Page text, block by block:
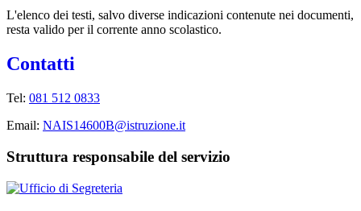
L'elenco dei testi, salvo diverse indicazioni contenute nei documenti,
resta valido per il corrente anno scolastico.
Contatti
Tel: 081 512 0833
Email: NAIS14600B@istruzione.it
Struttura responsabile del servizio